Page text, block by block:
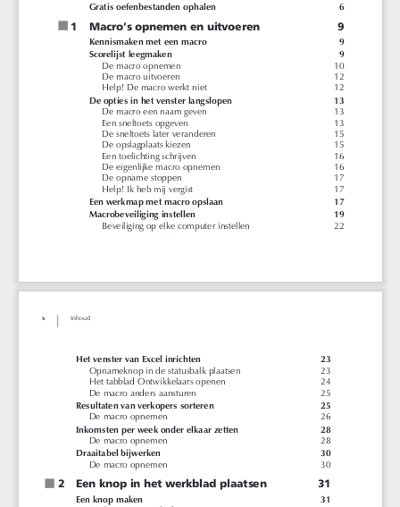
Gratis oefenbestanden ophalen
6
1 Macro’s opnemen en uitvoeren 9
Kennismaken met een macro
9
Scorelijst leegmaken
9
De macro opnemen
10
De macro uitvoeren
12
Help! De macro werkt niet
12
De opties in het venster langslopen
13
De macro een naam geven
13
Een sneltoets opgeven
13
De sneltoets later veranderen
15
De opslagplaats kiezen
15
Een toelichting schrijven
16
De eigenlijke macro opnemen
16
De opname stoppen
17
Help! Ik heb mij vergist
17
Een werkmap met macro opslaan
17
Macrobeveiliging instellen
19
Beveiliging op elke computer instellen
22
Het venster van Excel inrichten
23
Opnameknop in de statusbalk plaatsen
23
Het tabblad Ontwikkelaars openen
24
De macro anders aansturen
25
Resultaten van verkopers sorteren
25
De macro opnemen
26
Inkomsten per week onder elkaar zetten
28
De macro opnemen
28
Draaitabel bijwerken
30
De macro opnemen
30
2 Een knop in het werkblad plaatsen 31
Een knop maken
31
Inhoud
x